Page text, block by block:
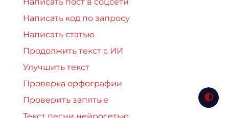
Написать код по запросу
Написать статью
Продолжить текст с ИИ
Улучшить текст
Проверка орфографии
Проверить запятые
Текст песни нейросетью